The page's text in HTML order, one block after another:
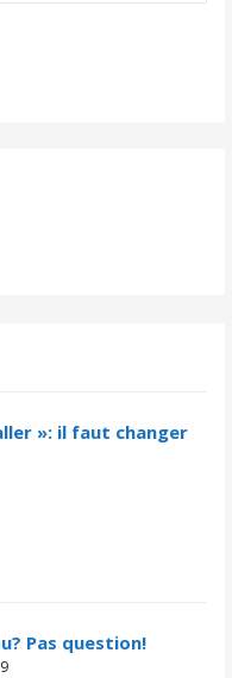
»: il faut changer
Pas question!